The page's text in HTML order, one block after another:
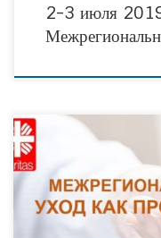
2-3 июля 2019
2-3 июля 2019 г. в
инвалидов состоится